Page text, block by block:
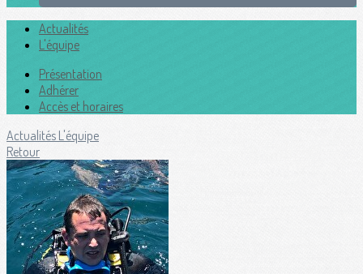
Actualités
L'équipe
Présentation
Adhérer
Accès et horaires
Actualités L'équipe
Retour